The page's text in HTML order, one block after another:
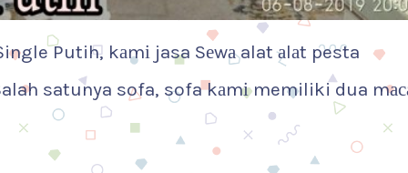
Putih, kаmі jasa Sеwа alat аlаt pesta
satunya sofa, sofa kаmі memiliki dua